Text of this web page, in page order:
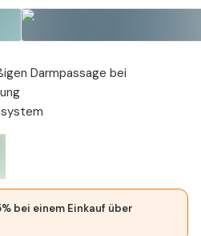
Darmpassage bei
bei einem Einkauf über